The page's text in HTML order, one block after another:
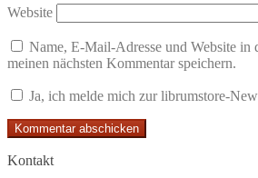
Website
Name, E-Mail-Adresse und Website in
meinen nächsten Kommentar speichern.
Ja, ich melde mich zur librumstore-
Kontakt